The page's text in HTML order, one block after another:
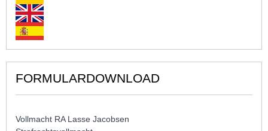
FORMULARDOWNLOAD
Vollmacht RA Lasse Jacobsen